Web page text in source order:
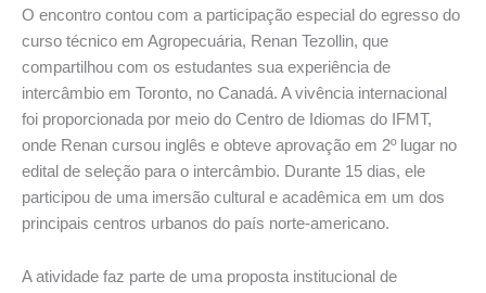
O encontro contou com a participação especial do egresso do
curso técnico em Agropecuária, Renan Tezollin, que
compartilhou com os estudantes sua experiência de
intercâmbio em Toronto, no Canadá. A vivência internacional
foi proporcionada por meio do Centro de Idiomas do IFMT,
onde Renan cursou inglês e obteve aprovação em 2º lugar no
edital de seleção para o intercâmbio. Durante 15 dias, ele
participou de uma imersão cultural e acadêmica em um dos
principais centros urbanos do país norte-americano.
A atividade faz parte de uma proposta institucional de